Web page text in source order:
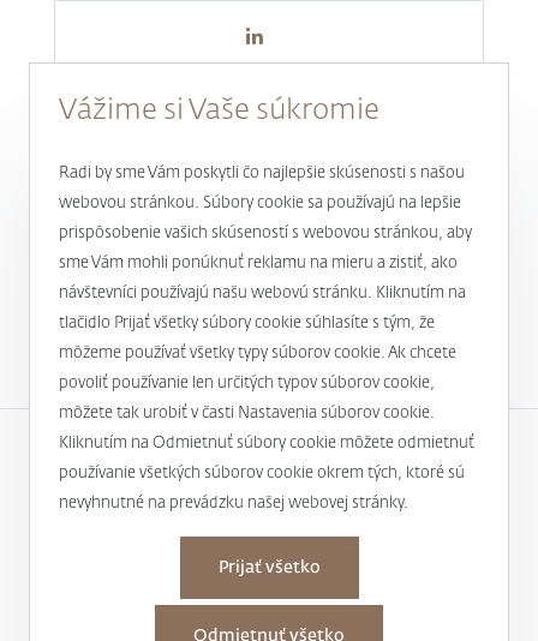
Novinky a aktuality
1
Vážime si Vaše súkromie
Radi by sme Vám poskytli čo najlepšie skúsenosti s našou
webovou stránkou. Súbory cookie sa používajú na lepšie
prispôsobenie vašich skúseností s webovou stránkou, aby
sme Vám mohli ponúknuť reklamu na mieru a zistiť, ako
návštevníci používajú našu webovú stránku. Kliknutím na
tlačidlo Prijať všetky súbory cookie súhlasíte s tým, že
môžeme používať všetky typy súborov cookie. Ak chcete
povoliť používanie len určitých typov súborov cookie,
môžete tak urobiť v časti Nastavenia súborov cookie.
Kliknutím na Odmietnuť súbory cookie môžete odmietnuť
používanie všetkých súborov cookie okrem tých, ktoré sú
nevyhnutné na prevádzku našej webovej stránky.
Prijať všetko
Odmietnuť všetko